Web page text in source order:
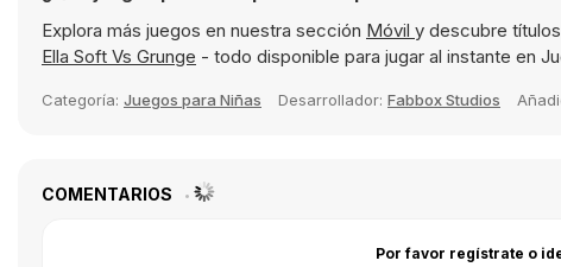
Explora más juegos en nuestra sección Móvil y descubre
Ella Soft Vs Grunge - todo disponible para jugar al instante en
Categoría: Juegos para Niñas Desarrollador: Fabbox Studios
COMENTARIOS
Por favor regístrate o